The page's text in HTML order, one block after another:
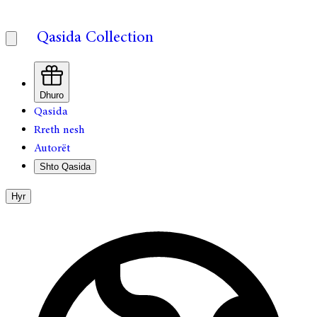
Qasida Collection
Dhuro
Qasida
Rreth nesh
Autorët
Shto Qasida
Hyr